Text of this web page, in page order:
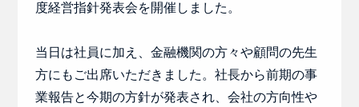
度経営指針発表会を開催しました。
当日は社員に加え、金融機関の方々や顧問の先生
方にもご出席いただきました。社長から前期の事
業報告と今期の方針が発表され、会社の方向性や